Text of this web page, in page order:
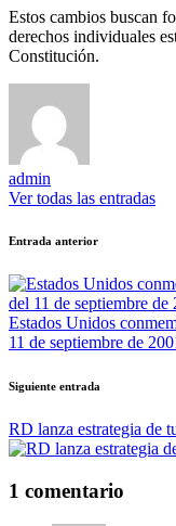
Estos cambios buscan
derechos individuales
Constitución.
admin
Ver todas las entradas
Navegación
de
entradas
Entrada anterior
Estados Unidos
11 de septiembre de
Siguiente entrada
RD lanza estrategia de
1 comentario